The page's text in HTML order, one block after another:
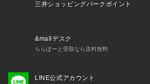
三井ショッピングパークポイント
&mallデスク
ららぽーと受取なら送料無料
LINE公式アカウント